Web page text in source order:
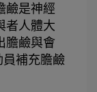
鹼是神經
者人體大
膽鹼與會
員補充膽鹼